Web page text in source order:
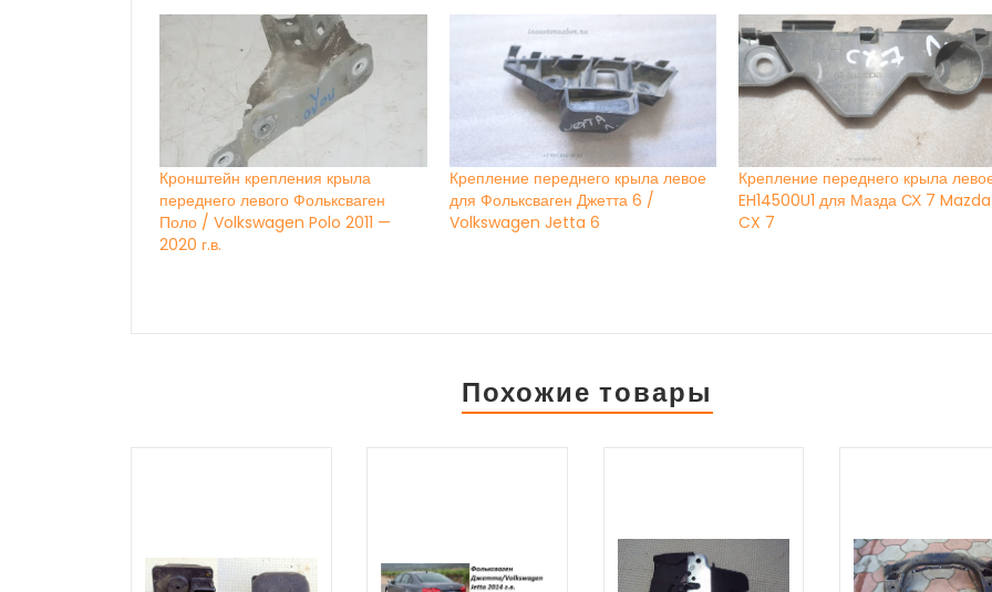
Кронштейн крепления крыла
переднего левого Фольксваген
Поло / Volkswagen Polo 2011 —
2020 г.в.
Крепление переднего крыла левое
для Фольксваген Джетта 6 /
Volkswagen Jetta 6
Крепление переднего крыла
EH14500U1 для Мазда СХ 7 Mazda
CX 7
Похожие товары